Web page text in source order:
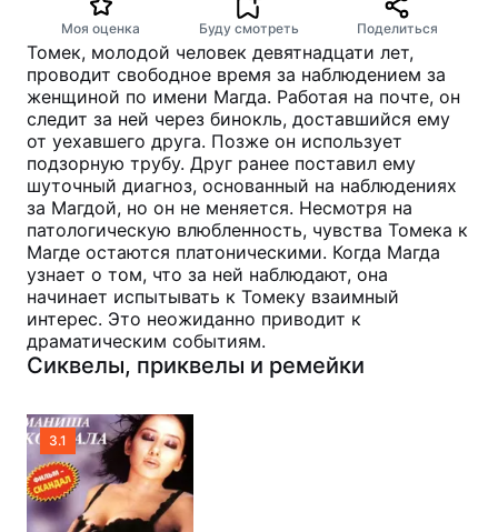
Моя оценка Буду смотреть Поделиться
Томек, молодой человек девятнадцати лет,
проводит свободное время за наблюдением за
женщиной по имени Магда. Работая на почте, он
следит за ней через бинокль, доставшийся ему
от уехавшего друга. Позже он использует
подзорную трубу. Друг ранее поставил ему
шуточный диагноз, основанный на наблюдениях
за Магдой, но он не меняется. Несмотря на
патологическую влюбленность, чувства Томека к
Магде остаются платоническими. Когда Магда
узнает о том, что за ней наблюдают, она
начинает испытывать к Томеку взаимный
интерес. Это неожиданно приводит к
драматическим событиям.
Сиквелы, приквелы и ремейки
3.1